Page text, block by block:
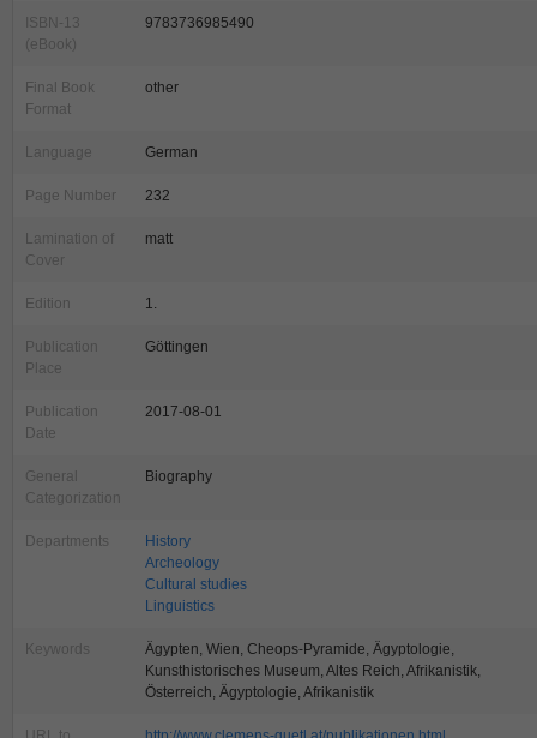
ISBN-13
(eBook)
9783736985490
Final Book
Format
other
Language German
Page Number 232
Lamination of
Cover
matt
Edition 1.
Publication
Place
Göttingen
Publication
Date
2017-08-01
General
Categorization
Biography
Departments
History
Archeology
Cultural studies
Linguistics
Keywords
Ägypten, Wien, Cheops-Pyramide, Ägyptologie,
Kunsthistorisches Museum, Altes Reich, Afrikanistik,
Österreich, Ägyptologie, Afrikanistik